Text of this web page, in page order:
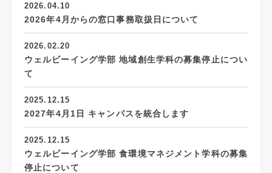
2026.04.10
2026年4月からの窓口事務取扱日について
2026.02.20
ウェルビーイング学部 地域創生学科の募集停止につい
て
2025.12.15
2027年4月1日 キャンパスを統合します
2025.12.15
ウェルビーイング学部 食環境マネジメント学科の募集
停止について